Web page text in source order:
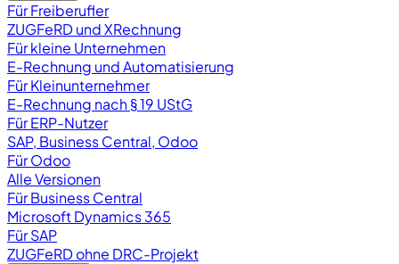
Für Freiberufler
ZUGFeRD und XRechnung
Für kleine Unternehmen
E-Rechnung und Automatisierung
Für Kleinunternehmer
E-Rechnung nach § 19 UStG
Für ERP-Nutzer
SAP, Business Central, Odoo
Für Odoo
Alle Versionen
Für Business Central
Microsoft Dynamics 365
Für SAP
ZUGFeRD ohne DRC-Projekt